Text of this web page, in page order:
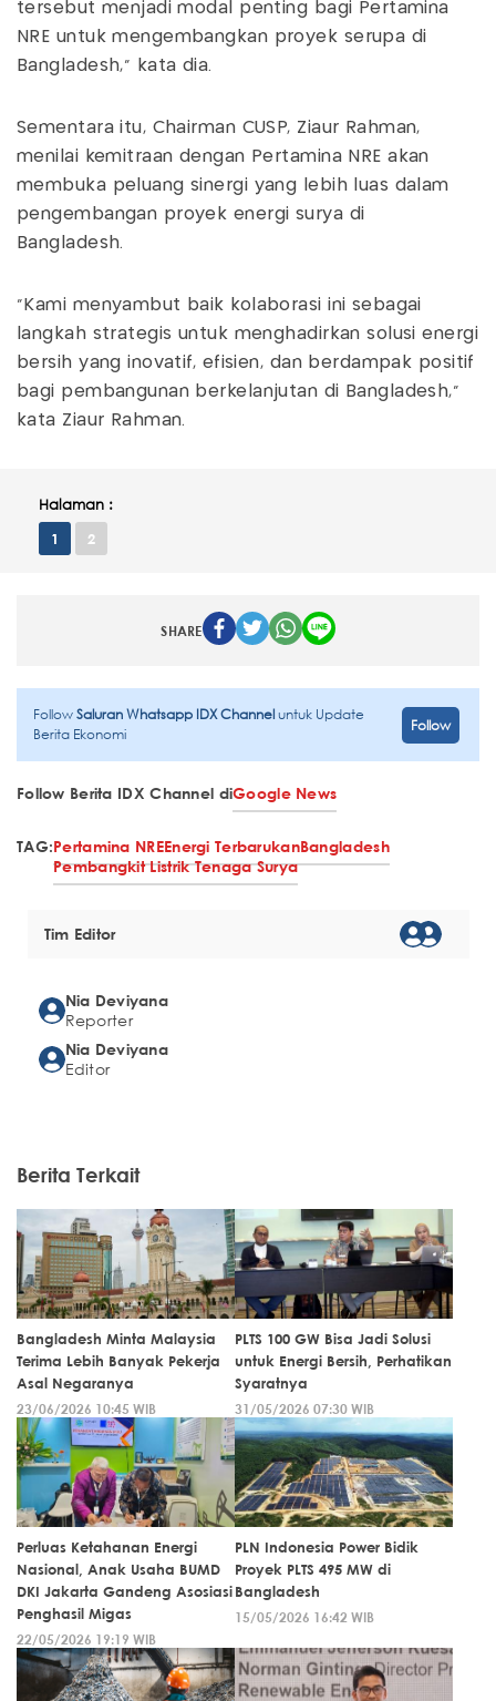
tersebut menjadi modal penting bagi Pertamina
NRE untuk mengembangkan proyek serupa di
Bangladesh,” kata dia.
Sementara itu, Chairman CUSP, Ziaur Rahman,
menilai kemitraan dengan Pertamina NRE akan
membuka peluang sinergi yang lebih luas dalam
pengembangan proyek energi surya di
Bangladesh.
“Kami menyambut baik kolaborasi ini sebagai
langkah strategis untuk menghadirkan solusi energi
bersih yang inovatif, efisien, dan berdampak positif
bagi pembangunan berkelanjutan di Bangladesh,”
kata Ziaur Rahman.
Halaman :
1 2
SHARE
FollowSaluran Whatsapp IDX Channeluntuk Update
Berita Ekonomi
Follow
Follow Berita IDX Channel diGoogle News
TAG:Pertamina NREEnergi TerbarukanBangladesh
Pembangkit Listrik Tenaga Surya
Tim Editor
Nia Deviyana
Reporter
Nia Deviyana
Editor
Berita Terkait
Bangladesh Minta Malaysia
Terima Lebih Banyak Pekerja
Asal Negaranya
23/06/2026 10:45 WIB
PLTS 100 GW Bisa Jadi Solusi
untuk Energi Bersih, Perhatikan
Syaratnya
31/05/2026 07:30 WIB
Perluas Ketahanan Energi
Nasional, Anak Usaha BUMD
DKI Jakarta Gandeng Asosiasi
Penghasil Migas
22/05/2026 19:19 WIB
PLN Indonesia Power Bidik
Proyek PLTS 495 MW di
Bangladesh
15/05/2026 16:42 WIB